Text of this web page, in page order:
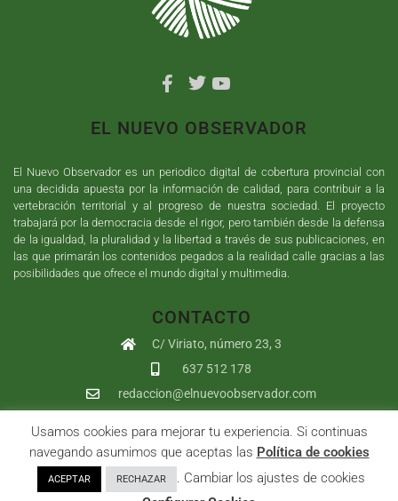
EL NUEVO OBSERVADOR
El Nuevo Observador es un periodico digital de cobertura provincial con
una decidida apuesta por la información de calidad, para contribuir a la
vertebración territorial y al progreso de nuestra sociedad. El proyecto
trabajará por la democracia desde el rigor, pero también desde la defensa
de la igualdad, la pluralidad y la libertad a través de sus publicaciones, en
las que primarán los contenidos pegados a la realidad calle gracias a las
posibilidades que ofrece el mundo digital y multimedia.
CONTACTO
C/ Viriato, número 23, 3
637 512 178
redaccion@elnuevoobservador.com
Copyright ©2026 El Nuevo Observador | Sumurdigital Diseño web
yDesarrollo| All Rights Reserved |
Privacidad|Política de cookies|User
Usamos cookies para mejorar tu experiencia. Si continuas
navegando asumimos que aceptas las Política de cookies
ACEPTAR RECHAZAR
. Cambiar los ajustes de cookies